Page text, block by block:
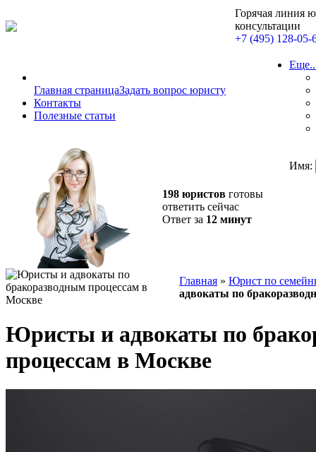
Горячая линия
консультации
+7 (495) 128-05-
Главная страницаЗадать вопрос юристу
Контакты
Полезные статьи
198 юристов готовы
ответить сейчас
Ответ за 12 минут
Имя:
Главная » Юрист по
адвокаты по
Юристы и адвокаты по
процессам в Москве